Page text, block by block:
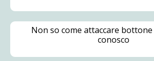
Non so come attaccare
conosco